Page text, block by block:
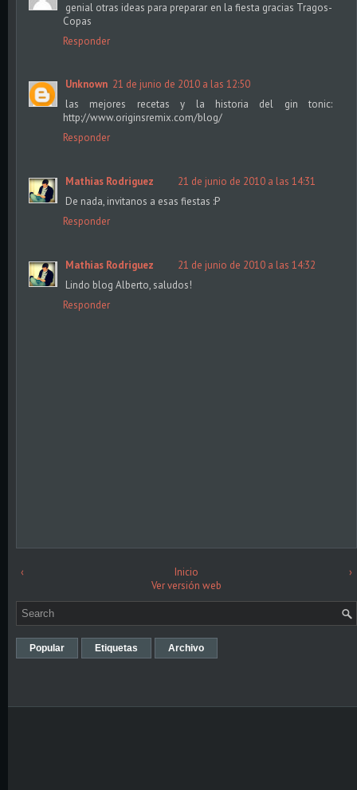
genial otras ideas para preparar en la fiesta gracias Tragos-
Copas
Responder
Unknown 21 de junio de 2010 a las 12:50
las mejores recetas y la historia del gin tonic:
http://www.originsremix.com/blog/
Responder
Mathias Rodriguez
21 de junio de 2010 a las 14:31
De nada, invitanos a esas fiestas :P
Responder
Mathias Rodriguez
21 de junio de 2010 a las 14:32
Lindo blog Alberto, saludos!
Responder
‹ ›
Inicio
Ver versión web
Popular Etiquetas Archivo